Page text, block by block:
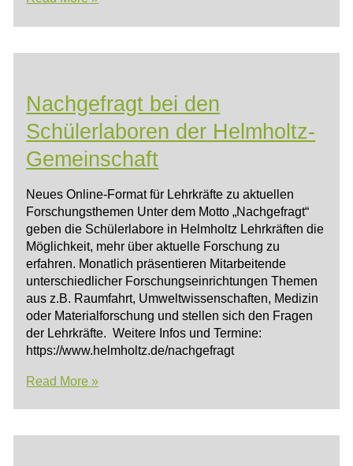
Angebot
Nachgefragt bei den
Schülerlaboren der Helmholtz-
Gemeinschaft
Neues Online-Format für Lehrkräfte zu aktuellen
Forschungsthemen Unter dem Motto „Nachgefragt“
geben die Schülerlabore in Helmholtz Lehrkräften die
Möglichkeit, mehr über aktuelle Forschung zu
erfahren. Monatlich präsentieren Mitarbeitende
unterschiedlicher Forschungseinrichtungen Themen
aus z.B. Raumfahrt, Umweltwissenschaften, Medizin
oder Materialforschung und stellen sich den Fragen
der Lehrkräfte. Weitere Infos und Termine:
https://www.helmholtz.de/nachgefragt
Nachgefragt
Schülerlaboren
Read More »